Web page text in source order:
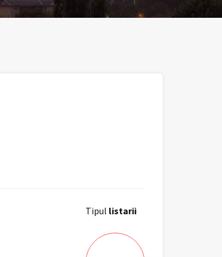
Tipul listarii